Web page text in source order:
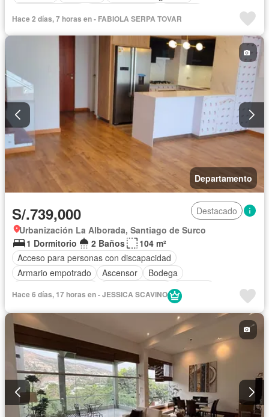
Gas natural
Gimnasio Internet Jardín
Seguridad Terraza Sin amoblar
Hace 2 días, 7 horas en - FABIOLA SERPA TOVAR
Departamento
S/.739,000
Destacado
Urbanización La Alborada, Santiago de Surco
1 Dormitorio
2 Baños
104 m²
Acceso para personas con discapacidad
Armario empotrado
Ascensor
Bodega
Cochera
Hace 6 días, 17 horas en - JESSICA SCAVINO